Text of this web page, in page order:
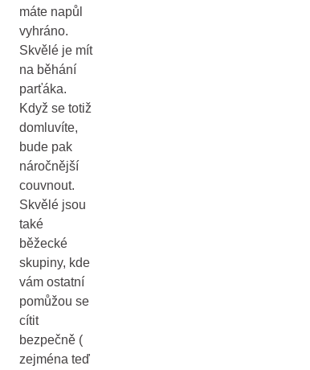
máte napůl
vyhráno.
Skvělé je mít
na běhání
parťáka.
Když se totiž
domluvíte,
bude pak
náročnější
couvnout.
Skvělé jsou
také
běžecké
skupiny, kde
vám ostatní
pomůžou se
cítit
bezpečně (
zejména teď